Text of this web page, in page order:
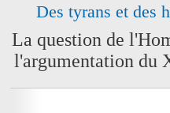
Des tyrans et des
La question de
l'argumentation du